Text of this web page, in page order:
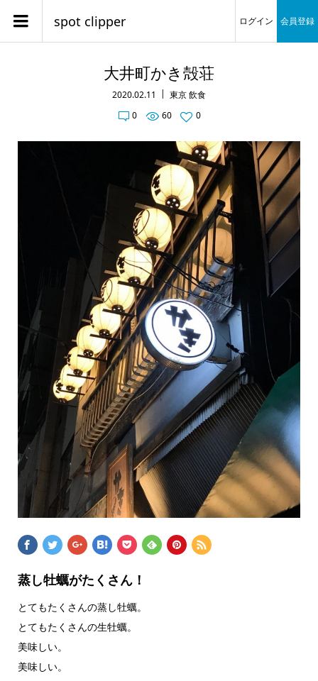
spot clipper ログイン 会員登録
大井町かき殻荘
2020.02.11
東京 飲食
0
60 0
蒸し牡蠣がたくさん！
とてもたくさんの蒸し牡蠣。
とてもたくさんの生牡蠣。
美味しい。
美味しい。